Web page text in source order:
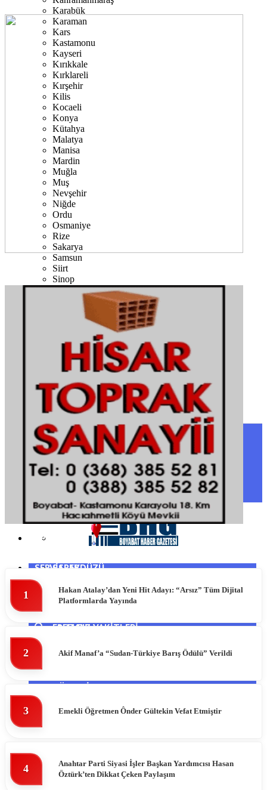
Karabük
Karaman
Kars
Kastamonu
Kayseri
Kırıkkale
Kırklareli
Kırşehir
Kilis
Kocaeli
Konya
Kütahya
Malatya
Manisa
Mardin
Muğla
Muş
Nevşehir
Niğde
Ordu
Osmaniye
Rize
Sakarya
Samsun
Siirt
Sinop
Sivas
Şanlıurfa
Tekirdağ
Trabzon
Tunceli
Van
Yalova
Yozgat
Zonguldak
SINOP
BOYABAT
DURAĞAN
AYANCIK
SARAYDÜZÜ
DIKMEN
ERFELEK
GERZE
TÜRKELI
SIYASET
GENEL
SPOR
SERVISLER
HAVA DURUMU
NAMAZ VAKITLERI
PUAN DURUMLARI
1
Hakan Atalay’dan Yeni Hit Adayı: “Arsız” Tüm Dijital
Platformlarda Yayında
2 Akif Manaf’a “Sudan-Türkiye Barış Ödülü” Verildi
3 Emekli Öğretmen Ônder Gültekin Vefat Etmiştir
4
Anahtar Parti Siyasi İşler Başkan Yardımcısı Hasan
Öztürk’ten Dikkat Çeken Paylaşım